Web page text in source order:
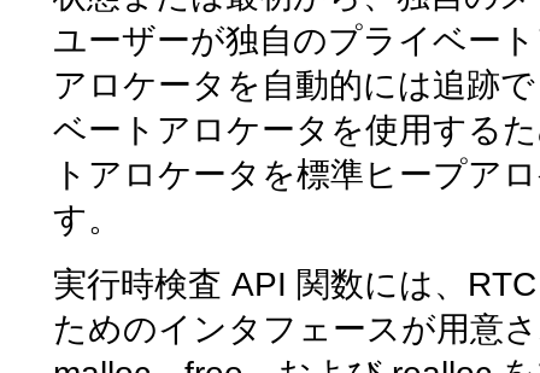
ユーザーが独自のプライベー
アロケータを自動的には追跡
ベートアロケータを使用する
トアロケータを標準ヒープア
す。
実行時検査 API 関数には、
ためのインタフェースが用意